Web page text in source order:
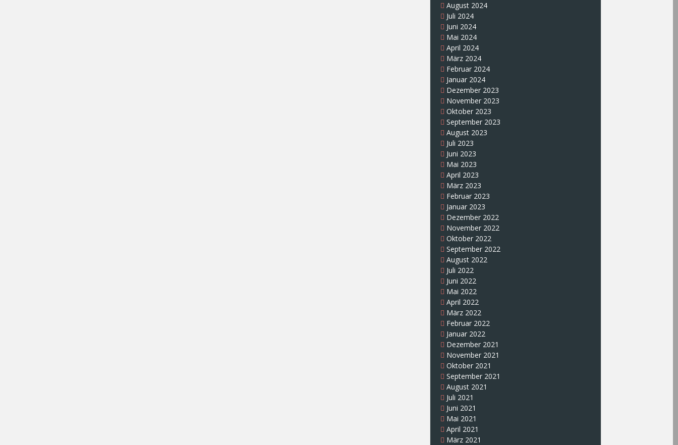
August 2024
Juli 2024
Juni 2024
Mai 2024
April 2024
März 2024
Februar 2024
Januar 2024
Dezember 2023
November 2023
Oktober 2023
September 2023
August 2023
Juli 2023
Juni 2023
Mai 2023
April 2023
März 2023
Februar 2023
Januar 2023
Dezember 2022
November 2022
Oktober 2022
September 2022
August 2022
Juli 2022
Juni 2022
Mai 2022
April 2022
März 2022
Februar 2022
Januar 2022
Dezember 2021
November 2021
Oktober 2021
September 2021
August 2021
Juli 2021
Juni 2021
Mai 2021
April 2021
März 2021